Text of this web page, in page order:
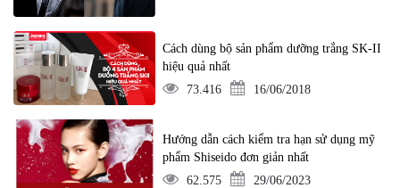
Cách dùng bộ sản phẩm dưỡng trắng SK-II
hiệu quả nhất
73.416
16/06/2018
Hướng dẫn cách kiểm tra hạn sử dụng mỹ
phẩm Shiseido đơn giản nhất
62.575
29/06/2023